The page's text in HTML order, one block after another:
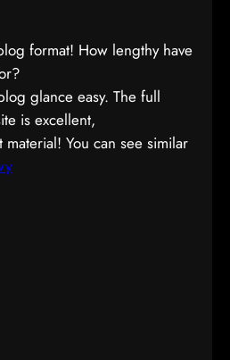
format! How lengthy have
glance easy. The full
is excellent,
You can see similar